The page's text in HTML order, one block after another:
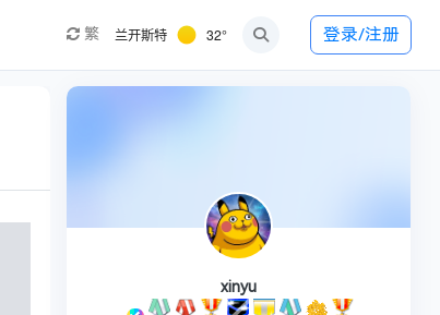
繁 兰开斯特 32° 登录/注册
xinyu